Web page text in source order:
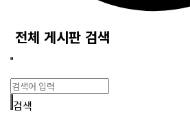
전체 게시판 검색
검색